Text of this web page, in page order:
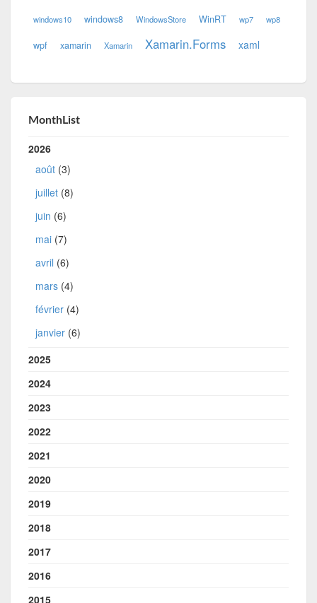
windows10 windows8 WindowsStore WinRT wp7 wp8
wpf xamarin Xamarin Xamarin.Forms xaml
MonthList
2026
août (3)
juillet (8)
juin (6)
mai (7)
avril (6)
mars (4)
février (4)
janvier (6)
2025
2024
2023
2022
2021
2020
2019
2018
2017
2016
2015